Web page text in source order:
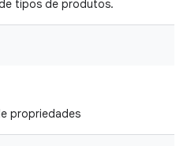
tipos de produtos.
propriedades